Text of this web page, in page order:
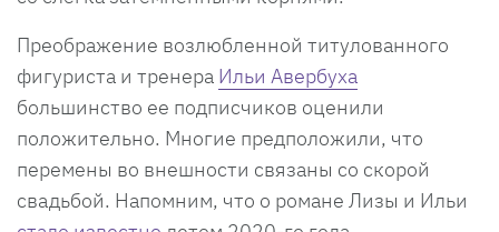
Преображение возлюбленной титулованного
фигуриста и тренера Ильи Авербуха
большинство ее подписчиков оценили
положительно. Многие предположили, что
перемены во внешности связаны со скорой
свадьбой. Напомним, что о романе Лизы и Ильи